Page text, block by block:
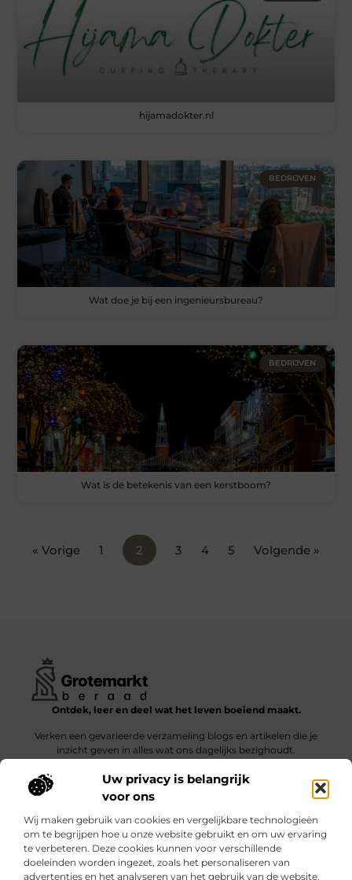
Uw privacy is belangrijk
voor ons
Wij maken gebruik van cookies en vergelijkbare technologieën
om te begrijpen hoe u onze website gebruikt en om uw ervaring
te verbeteren. Deze cookies kunnen voor verschillende
doeleinden worden ingezet, zoals het personaliseren van
advertenties en het analyseren van het gebruik van de website.
hijamadokter.nl
BEDRIJVEN
Wat doe je bij een ingenieursbureau?
BEDRIJVEN
Wat is de betekenis van een kerstboom?
« Vorige 1 2 3 4 5 Volgende »
Ontdek, leer en deel wat het leven boeiend maakt.
Verken een gevarieerde verzameling blogs en artikelen die je
inzicht geven in alles wat ons dagelijks bezighoudt.
Bericht categorie
Onze informatie